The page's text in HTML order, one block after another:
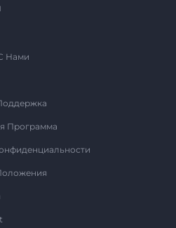
Нами
Программа